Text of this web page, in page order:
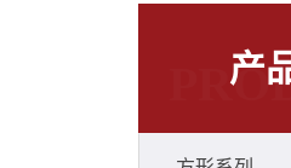
产